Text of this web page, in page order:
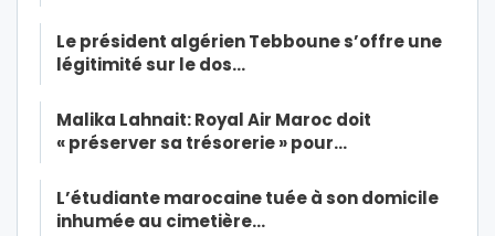
Le président algérien Tebboune s’offre une
légitimité sur le dos…
Malika Lahnait: Royal Air Maroc doit
« préserver sa trésorerie » pour…
L’étudiante marocaine tuée à son domicile
inhumée au cimetière…